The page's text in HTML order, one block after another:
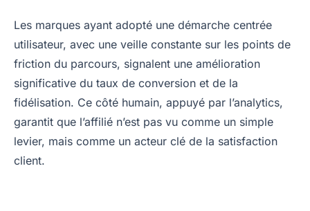
Les marques ayant adopté une démarche centrée
utilisateur, avec une veille constante sur les points de
friction du parcours, signalent une amélioration
significative du taux de conversion et de la
fidélisation. Ce côté humain, appuyé par l’analytics,
garantit que l’affilié n’est pas vu comme un simple
levier, mais comme un acteur clé de la satisfaction
client.